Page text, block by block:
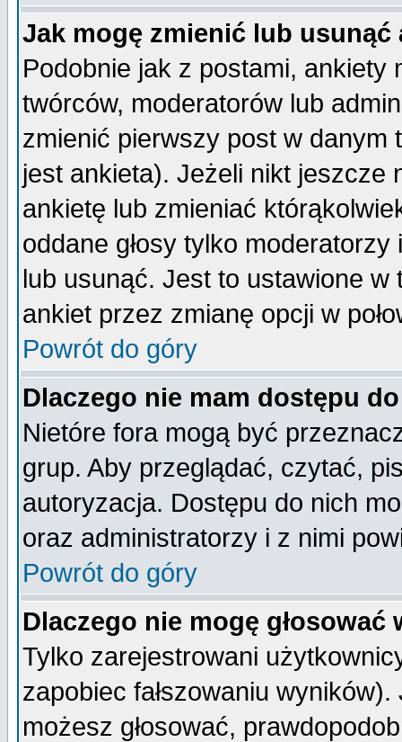
Jak mogę zmienić lub usunąć
Podobnie jak z postami,
twórców, moderatorów lub
zmienić pierwszy post w
jest ankieta). Jeżeli nikt jeszcze
ankietę lub zmieniać
oddane głosy tylko
lub usunąć. Jest to ustawione w
ankiet przez zmianę opcji w
Powrót do góry
Dlaczego nie mam dostępu
Nietóre fora mogą być
grup. Aby przeglądać, czytać,
autoryzacja. Dostępu do nich
oraz administratorzy i z nimi
Powrót do góry
Dlaczego nie mogę głosować
Tylko zarejestrowani
zapobiec fałszowaniu
możesz głosować,